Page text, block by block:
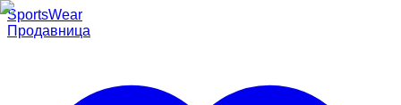
SportsWear
Продавница